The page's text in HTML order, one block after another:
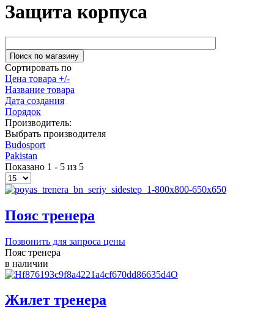
Защита корпуса
Сортировать по
Цена товара +/-
Название товара
Дата создания
Порядок
Производитель:
Выбрать производителя
Budosport
Pakistan
Показано 1 - 5 из 5
Пояс тренера
Позвонить для запроса цены
Пояс тренера
в наличии
Жилет тренера